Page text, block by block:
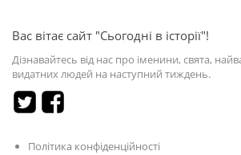
Вас вітає сайт "Сьогодні в історії"!
Дізнавайтесь від нас про іменини, свята,
видатних людей на наступний тиждень.
Політика конфіденційності